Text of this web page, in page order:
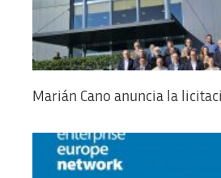
Marián Cano anuncia la